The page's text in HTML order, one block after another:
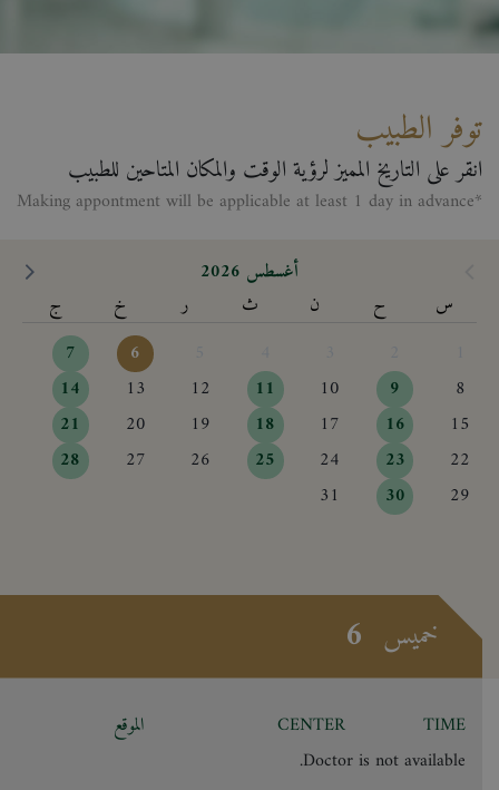
توفر الطبيب
انقر على التاريخ المميز لرؤية الوقت والمكان المتاحين للطبيب
*Making appontment will be applicable at least 1 day in advance
أغسطس 2026
س
ح ن ث ر خ
ج
6
7
8
9
10
11
12
13
14
15
16
17
18
19
20
21
22
23
24
25
26
27
28
29
30
31
خميس 6
TIME
CENTER
الموقع
Doctor is not available.